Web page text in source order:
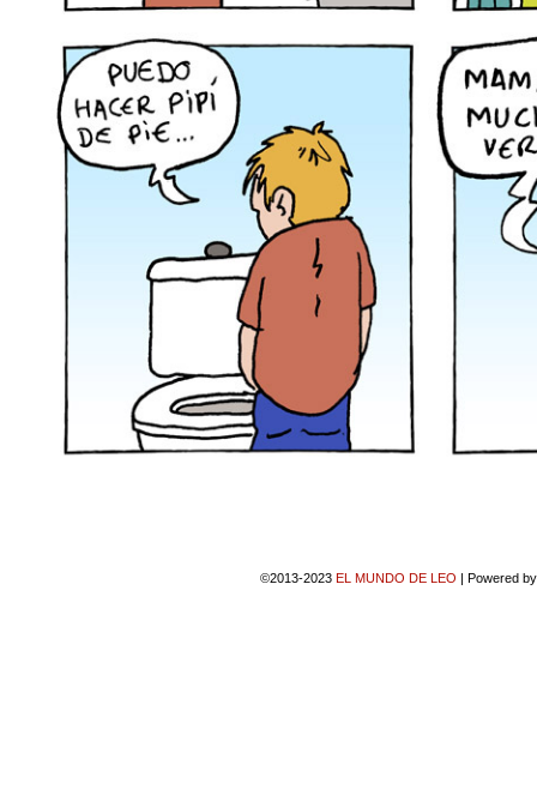
©2013-2023 EL MUNDO DE LEO | Powered